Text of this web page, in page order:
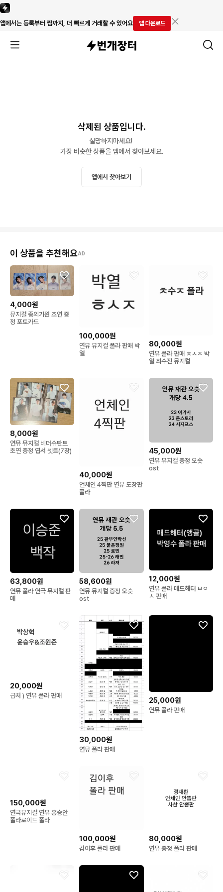
앱에서는 등록부터 찜까지, 더 빠르게 거래할 수 있어요 앱 다운로드
삭제된 상품입니다.
실망하지마세요!
가장 비슷한 상품을 앱에서 찾아보세요.
앱에서 찾아보기
이 상품을 추천해요AD
4,000원
뮤지컬 종의기원 초연 증
정 포토카드
100,000원
연뮤 뮤지컬 폴라 판매 박
열
80,000원
연뮤 폴라 판매 ㅊㅅㅈ 박
열 최수진 뮤지컬
8,000원
연뮤 뮤지컬 비더슈탄트
초연 증정 엽서 셋트(7장)
40,000원
언체인 4찍판 연뮤 도장판
폴라
45,000원
연뮤 뮤지컬 증정 오슷
ost
63,800원
연뮤 폴라 연극 뮤지컬 판
매
58,600원
연뮤 뮤지컬 증정 오슷
ost
12,000원
연뮤 폴라 매드해터 ㅂㅇ
ㅅ 판매
20,000원
급처 ) 연뮤 폴라 판매
30,000원
연뮤 폴라 판매
25,000원
연뮤 폴라 판매
150,000원
연극뮤지컬 연뮤 홍승안
폴라로이드 폴라
100,000원
김이후 폴라 판매
80,000원
연뮤 증정 폴라 판매